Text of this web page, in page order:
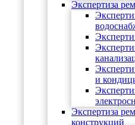
Экспертиза
и
Экспертиза
конструкций